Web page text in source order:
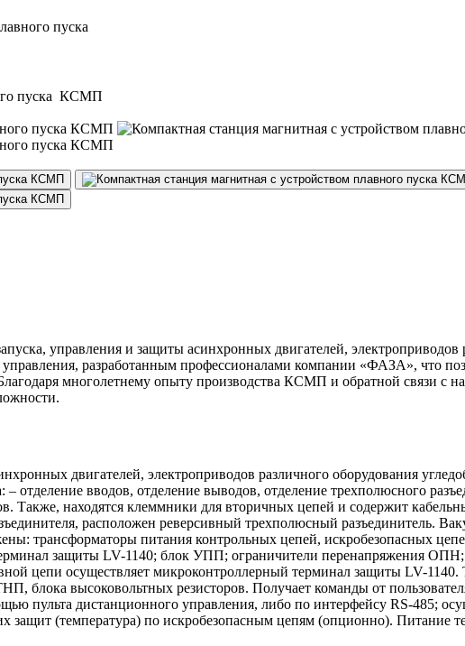
пуска
пуска КСМП
управления и защиты асинхронных двигателей,
разработанным профессионалами компании «ФАЗА», что
многолетнему опыту производства КСМП и обратной связи
двигателей, электроприводов различного оборудования
отделение вводов, отделение выводов, отделение трехполюсного
Также, находятся клеммники для вторичных цепей и содержит
расположен реверсивный трехполюсный разъединитель.
трансформаторы питания контрольных цепей, искробезопасных
защиты LV-1140; блок УПП; ограничители перенапряжения
цепи осуществляет микроконтроллерный терминал защиты LV-1140.
блока высоковольтных резисторов. Получает команды от
пульта дистанционного управления, либо по интерфейсу RS-485;
(температура) по искробезопасным цепям (опционно). Питание